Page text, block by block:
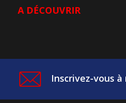
A DÉCOUVRIR
Inscrivez-vous